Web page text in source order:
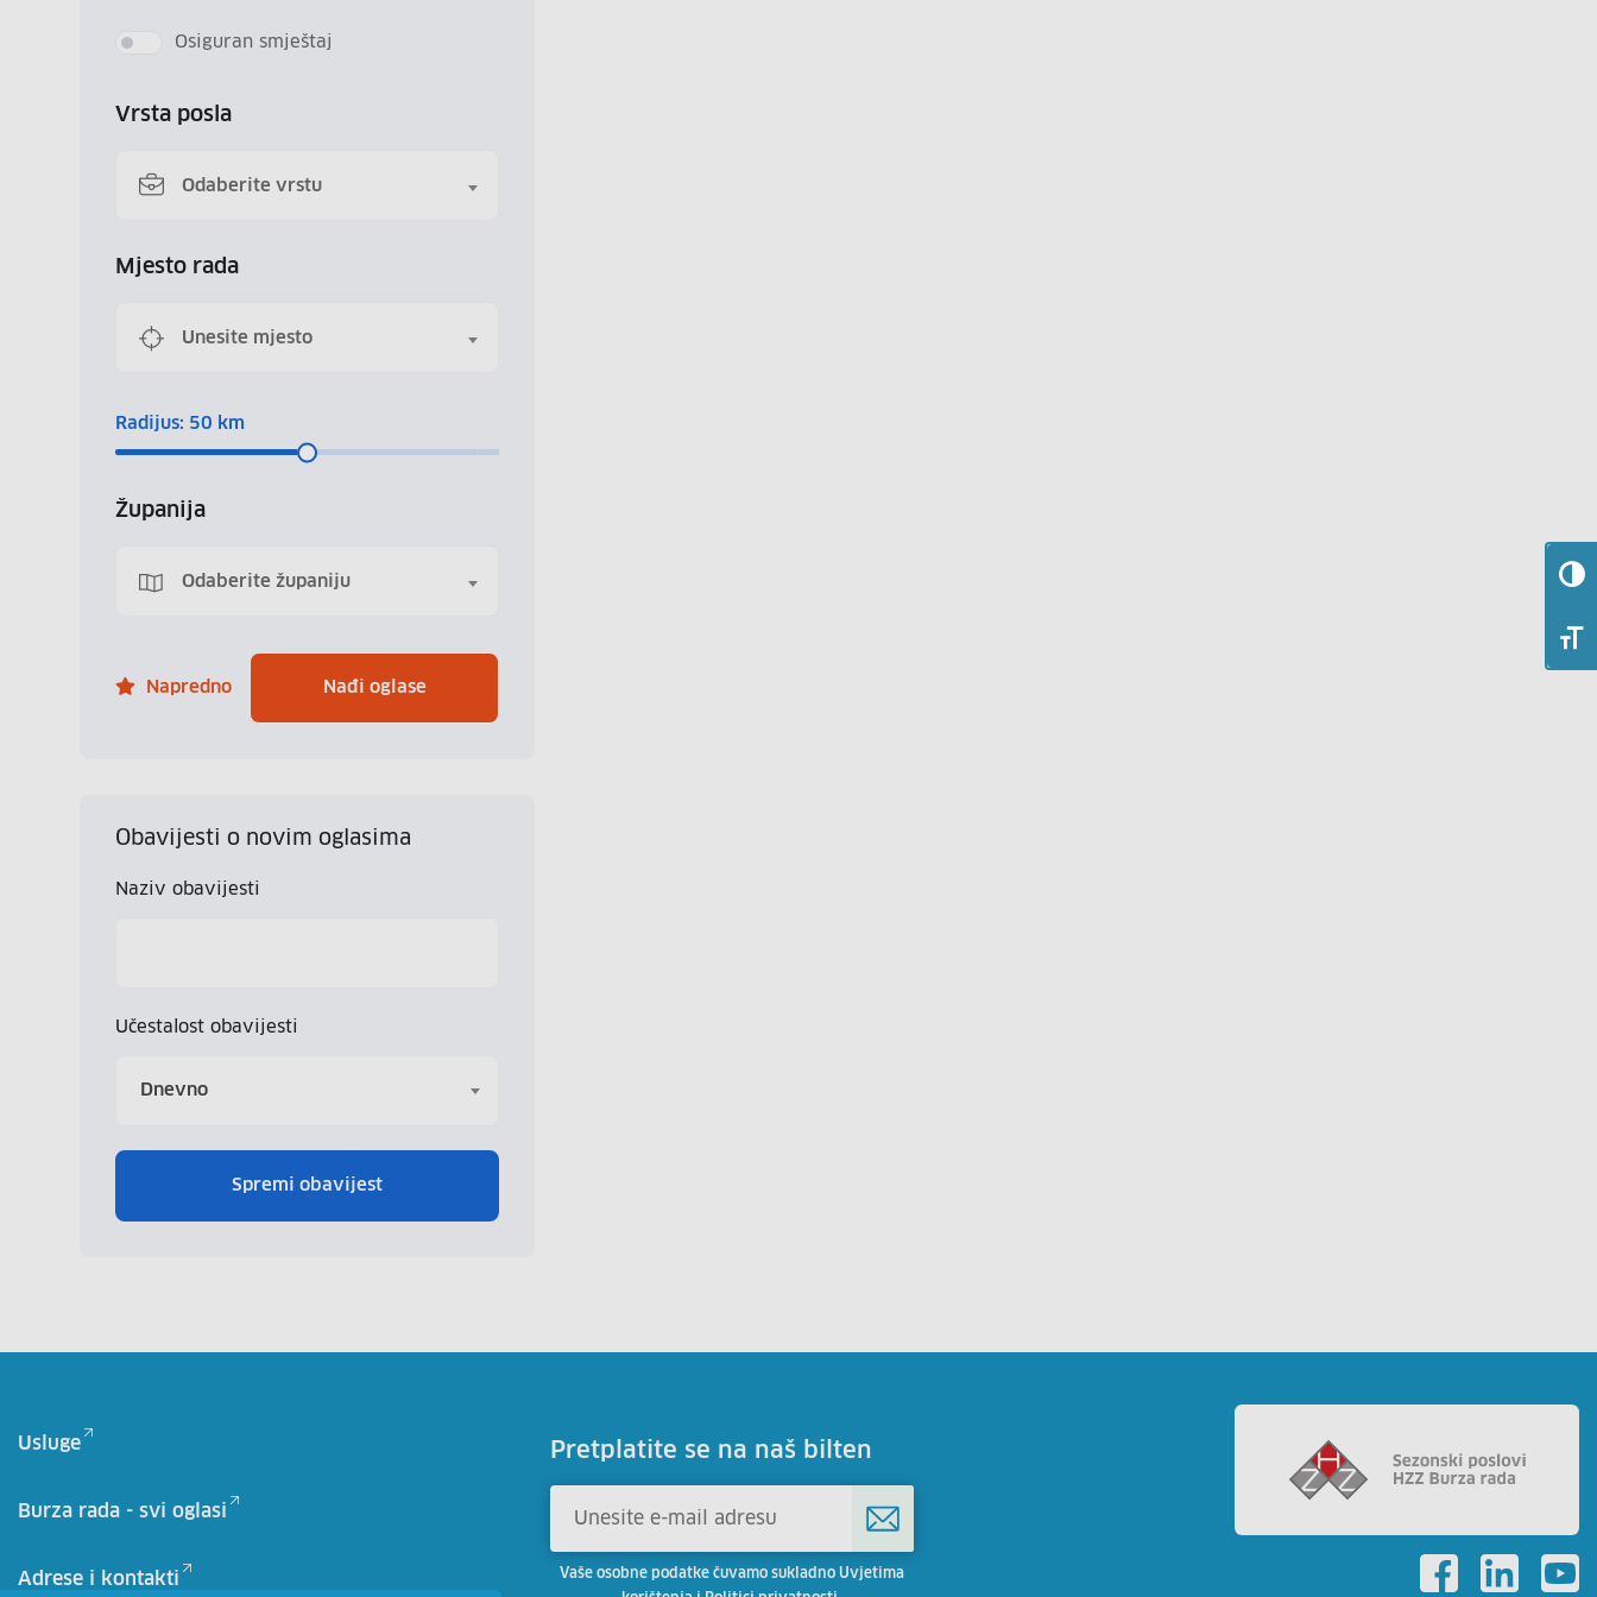
Osiguran smještaj
Vrsta posla
Odaberite vrstu
Mjesto rada
Unesite mjesto
Radijus: 50 km
Županija
Odaberite županiju
Napredno Nađi oglase
Obavijesti o novim oglasima
Naziv obavijesti
Učestalost obavijesti
Dnevno
Spremi obavijest
Usluge
Burza rada - svi oglasi
Adrese i kontakti
Pretplatite se na naš bilten
Vaše osobne podatke čuvamo sukladno Uvjetima